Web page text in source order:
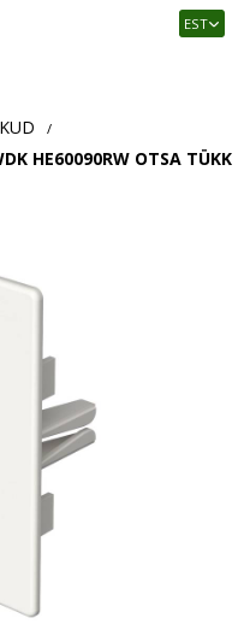
EST
/
HE60090RW OTSA TÜKK